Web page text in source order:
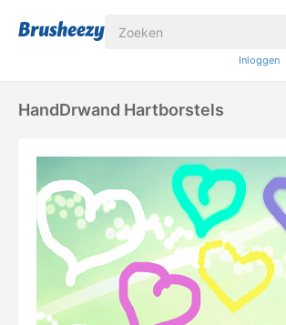
Inloggen
HandDrwand Hartborstels